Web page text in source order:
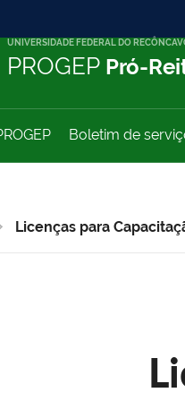
UNIVERSIDADE FEDERAL DO
PROGEP Pró-
Boletim de
Licenças para